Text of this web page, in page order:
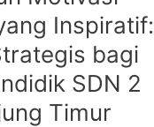
Inspiratif:
bagi
SDN 2
Timur